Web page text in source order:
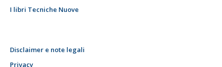
I libri Tecniche Nuove
Disclaimer e note legali
Privacy